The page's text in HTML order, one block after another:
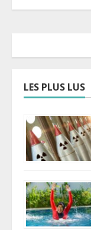
LES PLUS LUS